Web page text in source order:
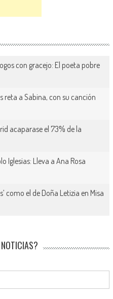
con gracejo: El poeta pobre
reta a Sabina, con su canción
acaparase el 73% de la
Iglesias: Lleva a Ana Rosa
como el de Doña Letizia en Misa